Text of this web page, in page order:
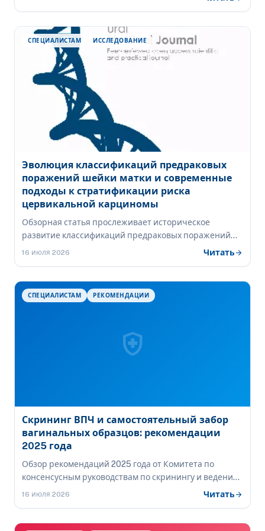
данные 10-летнего наблюдения пациенток с
метастатическим раком шейки матки, получивших
терапию аутологичными опухоль-
инфильтрирующими лимфоцитами (TIL).
СПЕЦИАЛИСТАМ ИССЛЕДОВАНИЕ
Эволюция классификаций предраковых
поражений шейки матки и современные
подходы к стратификации риска
цервикальной карциномы
Обзорная статья прослеживает историческое
развитие классификаций предраковых поражений
шейки матки — от ранних морфологических систем
воспроизводимости морфологической диагностики,
роль персистирующей ВПЧ-инфекции и
ВПЧ, метилирование ДНК).
16 июля 2026 Читатьarrow_forward
health_and_safety
СПЕЦИАЛИСТАМ РЕКОМЕНДАЦИИ
Скрининг ВПЧ и самостоятельный забор
вагинальных образцов: рекомендации
2025 года
Обзор рекомендаций 2025 года от Комитета по
консенсусным руководствам по скринингу и ведению
рака шейки матки, посвящённых скринингу на вирус
16 июля 2026 Читатьarrow_forward